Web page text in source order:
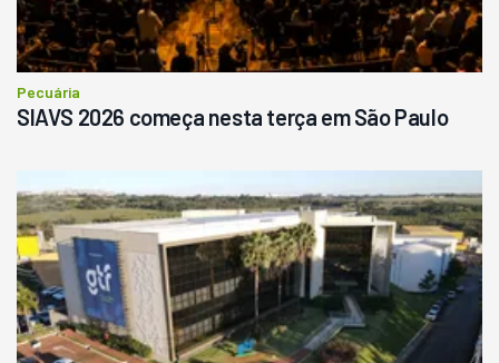
Pecuária
SIAVS 2026 começa nesta terça em São Paulo